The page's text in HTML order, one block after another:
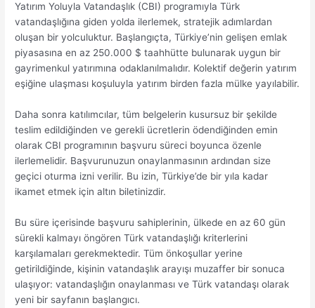
Yatırım Yoluyla Vatandaşlık (CBI) programıyla Türk
vatandaşlığına giden yolda ilerlemek, stratejik adımlardan
oluşan bir yolculuktur. Başlangıçta, Türkiye’nin gelişen emlak
piyasasına en az 250.000 $ taahhütte bulunarak uygun bir
gayrimenkul yatırımına odaklanılmalıdır. Kolektif değerin yatırım
eşiğine ulaşması koşuluyla yatırım birden fazla mülke yayılabilir.
Daha sonra katılımcılar, tüm belgelerin kusursuz bir şekilde
teslim edildiğinden ve gerekli ücretlerin ödendiğinden emin
olarak CBI programının başvuru süreci boyunca özenle
ilerlemelidir. Başvurunuzun onaylanmasının ardından size
geçici oturma izni verilir. Bu izin, Türkiye’de bir yıla kadar
ikamet etmek için altın biletinizdir.
Bu süre içerisinde başvuru sahiplerinin, ülkede en az 60 gün
sürekli kalmayı öngören Türk vatandaşlığı kriterlerini
karşılamaları gerekmektedir. Tüm önkoşullar yerine
getirildiğinde, kişinin vatandaşlık arayışı muzaffer bir sonuca
ulaşıyor: vatandaşlığın onaylanması ve Türk vatandaşı olarak
yeni bir sayfanın başlangıcı.